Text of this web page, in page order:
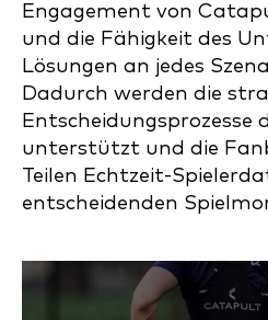
Engagement von
und die Fähigkeit des
Lösungen an jedes
Dadurch werden die
Entscheidungsprozesse
unterstützt und die
Teilen Echtzeit-
entscheidenden